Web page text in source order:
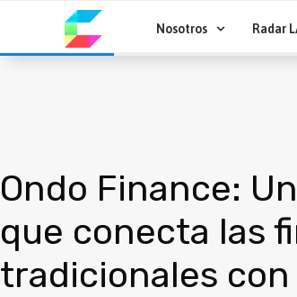
contenido
Nosotros Radar
Ondo Finance:
que conecta las
tradicionales